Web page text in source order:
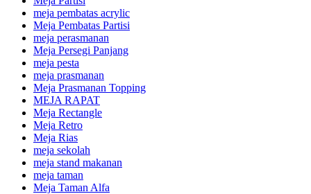
meja pembatas acrylic
Meja Pembatas Partisi
meja perasmanan
Meja Persegi Panjang
meja pesta
meja prasmanan
Meja Prasmanan Topping
MEJA RAPAT
Meja Rectangle
Meja Retro
Meja Rias
meja sekolah
meja stand makanan
meja taman
Meja Taman Alfa